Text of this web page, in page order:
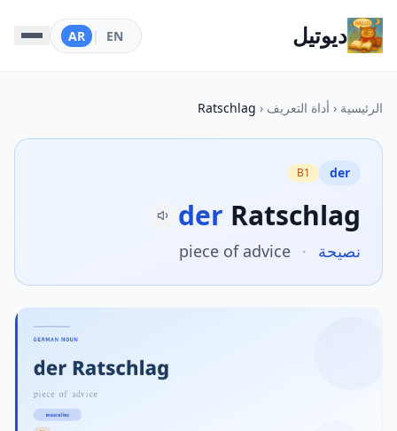
ديوتيل EN
|
AR
الرئيسية ‹ أداة التعريف ‹
Ratschlag
der
B1
der Ratschlag
نصيحة ·
piece of advice